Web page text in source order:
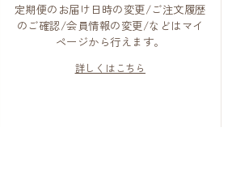
定期便のお届け日時の変更/ご注文履歴
のご確認/会員情報の変更/などはマイ
ページから行えます。
詳しくはこちら